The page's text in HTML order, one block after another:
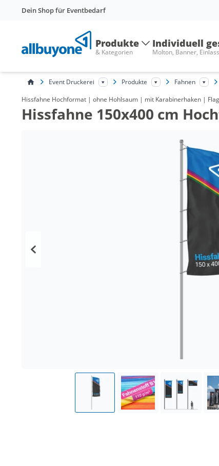
Dein Shop für Eventbedarf
Produkte
& Kategorien
Individuell
Molton, Banner,
Event Druckerei Produkte Fahnen
Hissfahne Hochformat | ohne Hohlsaum | mit Karabinerhaken |
Hissfahne 150x400 cm